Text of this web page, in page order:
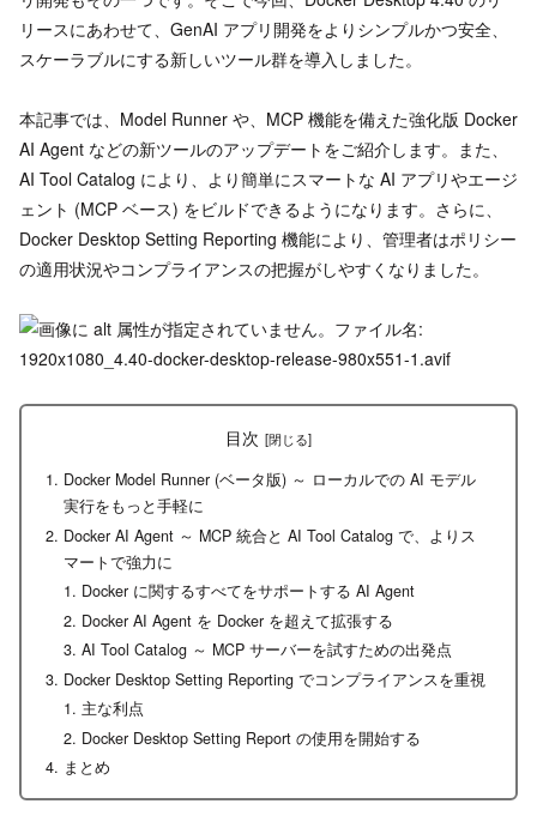
リースにあわせて、GenAI アプリ開発をよりシンプルかつ安全、
スケーラブルにする新しいツール群を導入しました。
本記事では、Model Runner や、MCP 機能を備えた強化版 Docker
AI Agent などの新ツールのアップデートをご紹介します。また、
AI Tool Catalog により、より簡単にスマートな AI アプリやエージ
ェント (MCP ベース) をビルドできるようになります。さらに、
Docker Desktop Setting Reporting 機能により、管理者はポリシー
の適用状況やコンプライアンスの把握がしやすくなりました。
目次
Docker Model Runner (ベータ版) ～ ローカルでの AI モデル
実行をもっと手軽に
Docker AI Agent ～ MCP 統合と AI Tool Catalog で、よりス
マートで強力に
Docker に関するすべてをサポートする AI Agent
Docker AI Agent を Docker を超えて拡張する
AI Tool Catalog ～ MCP サーバーを試すための出発点
Docker Desktop Setting Reporting でコンプライアンスを重視
主な利点
Docker Desktop Setting Report の使用を開始する
まとめ